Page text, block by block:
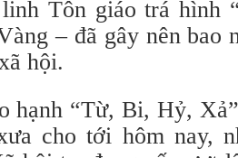
Tôn giáo trá hình
– đã gây nên bao
hội.
hạnh “Từ, Bi, Hỷ,
cho tới hôm nay,